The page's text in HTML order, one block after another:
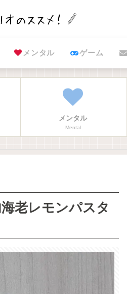
メンタル ゲーム
メンタル
Mental
老レモンパスタ